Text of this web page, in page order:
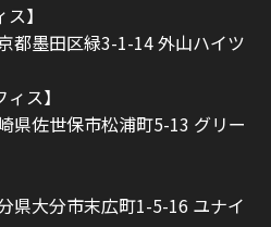
】
墨田区緑3-1-14 外山ハイツ
ス】
佐世保市松浦町5-13 グリー
大分市末広町1-5-16 ユナイ